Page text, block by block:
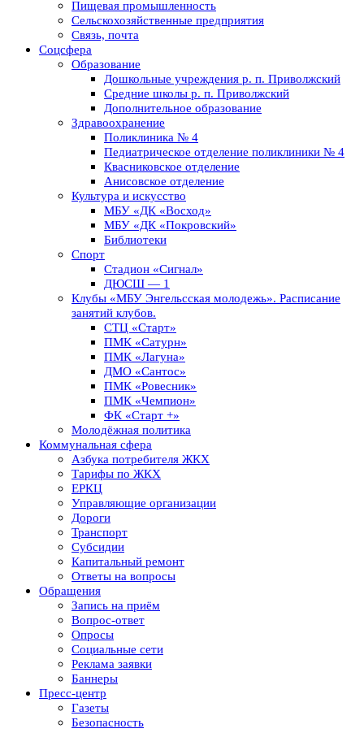
Пищевая промышленность
Сельскохозяйственные предприятия
Связь, почта
Соцсфера
Образование
Дошкольные учреждения р. п. Приволжский
Средние школы р. п. Приволжский
Дополнительное образование
Здравоохранение
Поликлиника № 4
Педиатрическое отделение поликлиники № 4
Квасниковское отделение
Анисовское отделение
Культура и искусство
МБУ «ДК «Восход»
МБУ «ДК «Покровский»
Библиотеки
Спорт
Стадион «Сигнал»
ДЮСШ — 1
Клубы «МБУ Энгельсская молодежь». Расписание
занятий клубов.
СТЦ «Старт»
ПМК «Сатурн»
ПМК «Лагуна»
ДМО «Сантос»
ПМК «Ровесник»
ПМК «Чемпион»
ФК «Старт +»
Молодёжная политика
Коммунальная сфера
Азбука потребителя ЖКХ
Тарифы по ЖКХ
ЕРКЦ
Управляющие организации
Дороги
Транспорт
Субсидии
Капитальный ремонт
Ответы на вопросы
Обращения
Запись на приём
Вопрос-ответ
Опросы
Социальные сети
Реклама заявки
Баннеры
Пресс-центр
Газеты
Безопасность